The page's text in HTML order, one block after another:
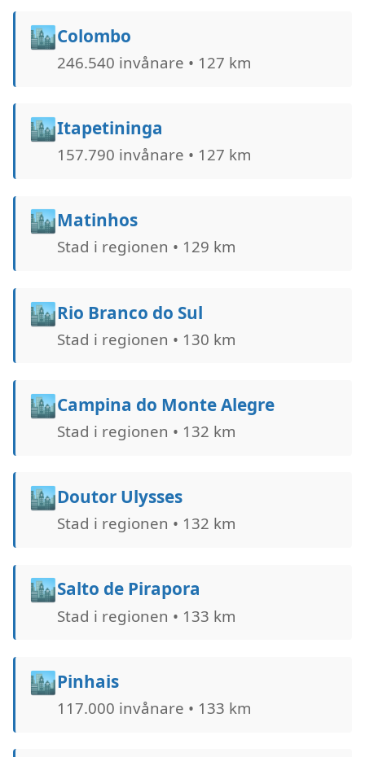
🏙️Colombo
246.540 invånare • 127 km
🏙️Itapetininga
157.790 invånare • 127 km
🏙️Matinhos
Stad i regionen • 129 km
🏙️Rio Branco do Sul
Stad i regionen • 130 km
🏙️Campina do Monte Alegre
Stad i regionen • 132 km
🏙️Doutor Ulysses
Stad i regionen • 132 km
🏙️Salto de Pirapora
Stad i regionen • 133 km
🏙️Pinhais
117.000 invånare • 133 km